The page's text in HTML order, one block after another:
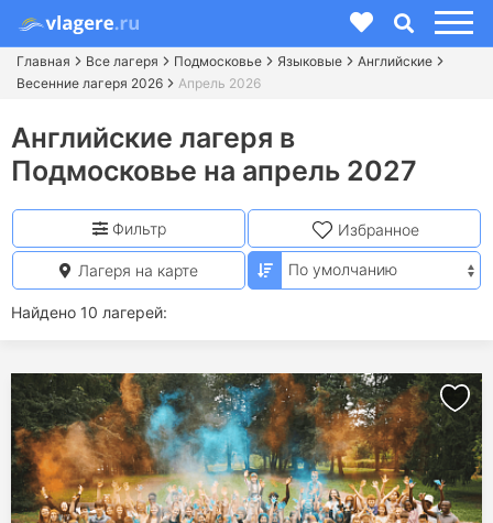
Главная Все лагеря Подмосковье Языковые
Английские
Весенние лагеря 2026
Апрель 2026
Английские лагеря в
Подмосковье на апрель 2027
Найдено 10 лагерей:
Фильтр Избранное
Лагеря на карте